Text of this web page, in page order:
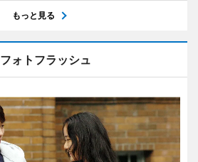
もっと見る
フォトフラッシュ